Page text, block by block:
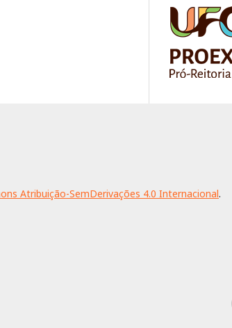
Atribuição-SemDerivações 4.0 Internacional.